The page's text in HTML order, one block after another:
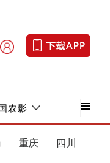
农影
重庆 四川